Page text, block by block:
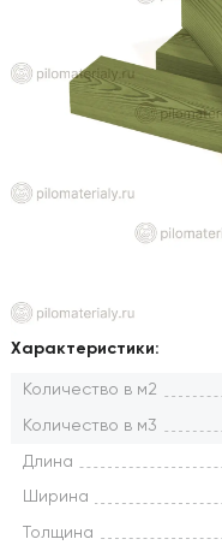
Характеристики:
Количество в м2
Количество в м3
Длина
Ширина
Толщина